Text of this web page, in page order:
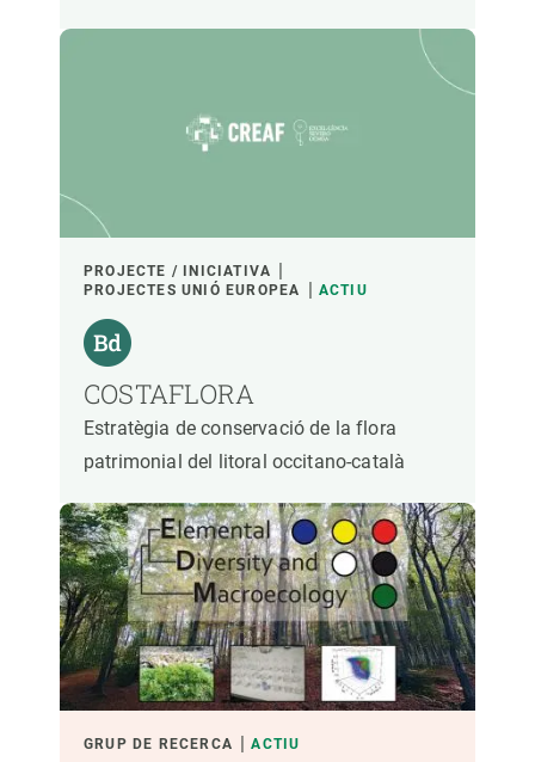
PROJECTE / INICIATIVA
PROJECTES UNIÓ EUROPEA
ACTIU
COSTAFLORA
Estratègia de conservació de la flora
patrimonial del litoral occitano-català
GRUP DE RECERCA ACTIU